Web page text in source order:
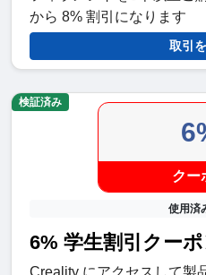
から 8% 割引になります
取引
クー
使用済
6% 学生割引クー
Creality にアクセスして製
検証済み